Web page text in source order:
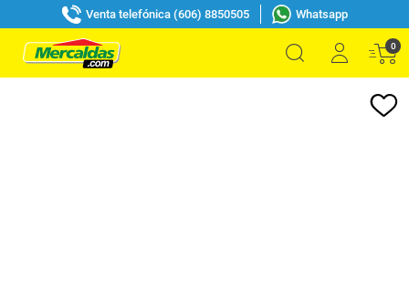
Venta telefónica (606) 8850505 Whatsapp
0